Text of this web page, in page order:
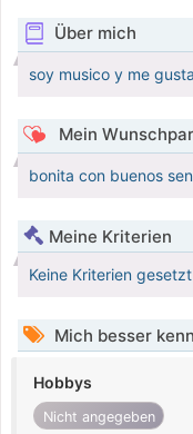
Über mich
soy musico y me
Mein
bonita con buenos
Meine Kriterien
Keine Kriterien gesetzt
Mich besser
Hobbys
Nicht angegeben